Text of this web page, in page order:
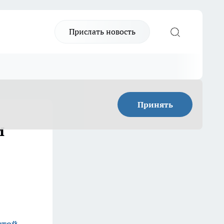
Прислать новость
Принять